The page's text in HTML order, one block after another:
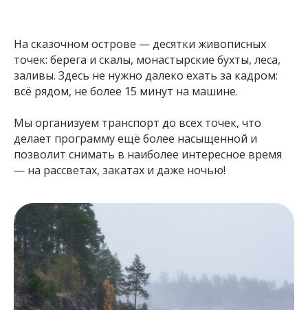
На сказочном острове — десятки живописных
точек: берега и скалы, монастырские бухты, леса,
заливы. Здесь не нужно далеко ехать за кадром:
всё рядом, не более 15 минут на машине.
Мы организуем транспорт до всех точек, что
делает программу ещё более насыщенной и
позволит снимать в наиболее интересное время
— на рассветах, закатах и даже ночью!